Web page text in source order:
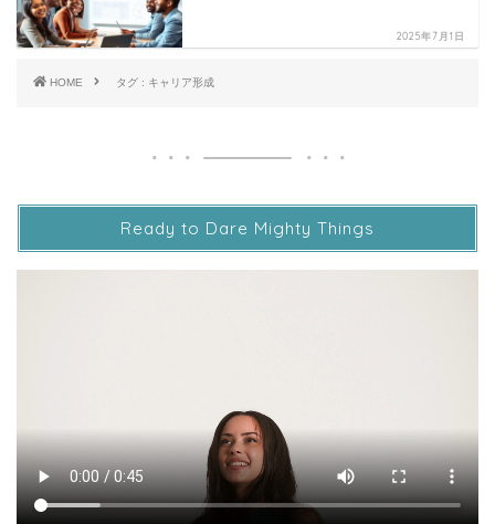
2025年7月1日
HOME タグ : キャリア形成
Ready to Dare Mighty Things